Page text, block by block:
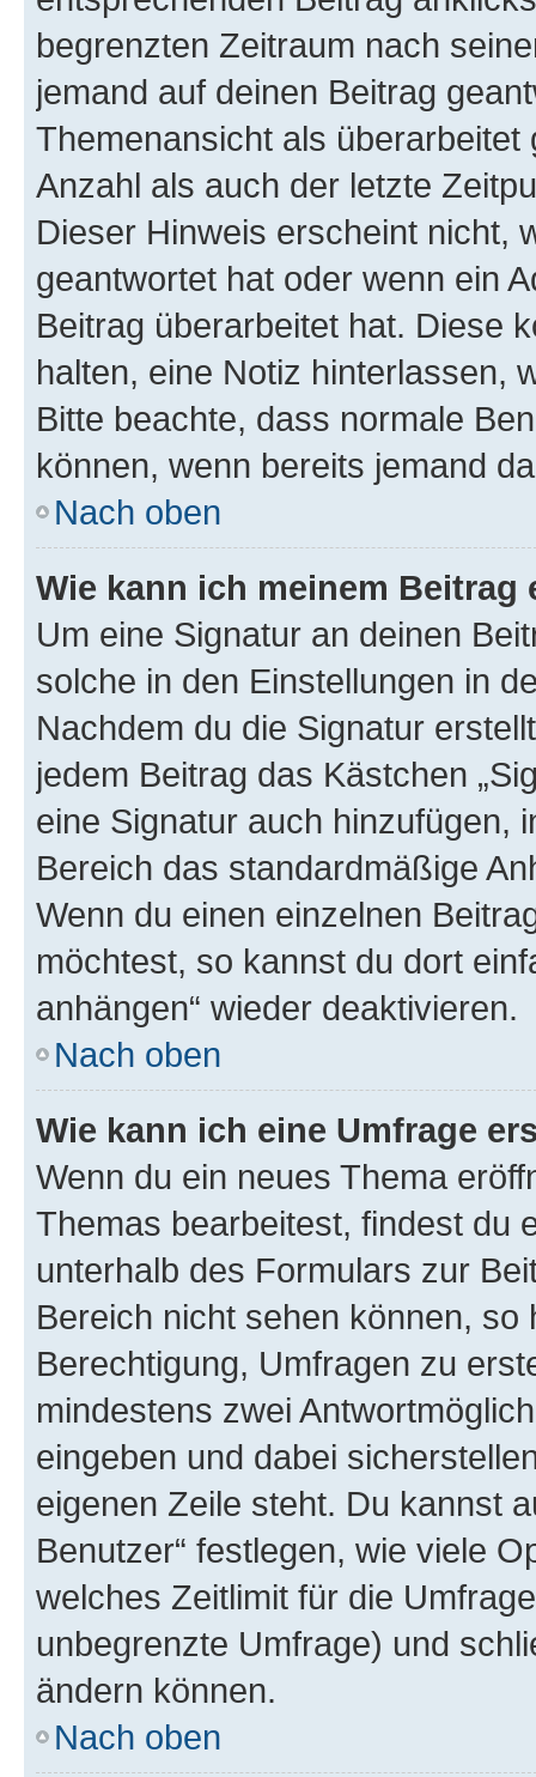
begrenzten Zeitraum nach
jemand auf deinen Beitrag
Themenansicht als
Anzahl als auch der letzte
Dieser Hinweis erscheint nicht,
geantwortet hat oder wenn ein
Beitrag überarbeitet hat. Diese
halten, eine Notiz hinterlassen,
Bitte beachte, dass normale
können, wenn bereits jemand
Nach oben
Wie kann ich meinem
Um eine Signatur an deinen
solche in den Einstellungen in
Nachdem du die Signatur
jedem Beitrag das Kästchen
eine Signatur auch hinzufügen,
Bereich das standardmäßige
Wenn du einen einzelnen
möchtest, so kannst du dort
anhängen“ wieder deaktivieren.
Nach oben
Wie kann ich eine Umfrage
Wenn du ein neues Thema
Themas bearbeitest, findest du
unterhalb des Formulars zur
Bereich nicht sehen können,
Berechtigung, Umfragen zu
mindestens zwei
eingeben und dabei
eigenen Zeile steht. Du kannst
Benutzer“ festlegen, wie viele
welches Zeitlimit für die
unbegrenzte Umfrage) und
ändern können.
Nach oben